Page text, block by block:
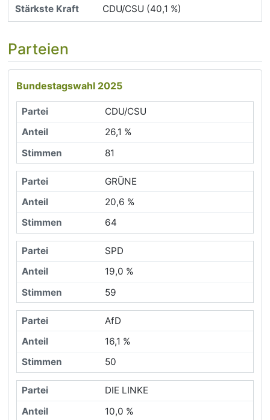
CDU/CSU (40,1 %)
Parteien
Bundestagswahl 2025
CDU/CSU
26,1 %
81
GRÜNE
20,6 %
64
SPD
19,0 %
59
AfD
16,1 %
50
DIE LINKE
10,0 %